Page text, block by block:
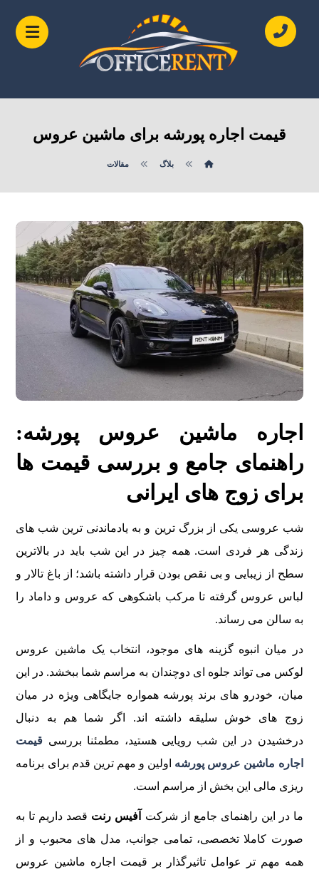
قیمت اجاره پورشه برای ماشین عروس
بلاگ مقالات
اجاره ماشین عروس پورشه:
راهنمای جامع و بررسی قیمت ها
برای زوج های ایرانی
شب عروسی یکی از بزرگ ترین و به یادماندنی ترین شب های
زندگی هر فردی است. همه چیز در این شب باید در بالاترین
سطح از زیبایی و بی نقص بودن قرار داشته باشد؛ از باغ تالار و
لباس عروس گرفته تا مرکب باشکوهی که عروس و داماد را
به سالن می رساند.
در میان انبوه گزینه های موجود، انتخاب یک ماشین عروس
لوکس می تواند جلوه ای دوچندان به مراسم شما ببخشد. در این
میان، خودرو های برند پورشه همواره جایگاهی ویژه در میان
زوج های خوش سلیقه داشته اند. اگر شما هم به دنبال
درخشیدن در این شب رویایی هستید، مطمئنا بررسی قیمت
اجاره ماشین عروس پورشه اولین و مهم ترین قدم برای برنامه
ریزی مالی این بخش از مراسم است.
ما در این راهنمای جامع از شرکت آفیس رنت قصد داریم تا به
صورت کاملا تخصصی، تمامی جوانب، مدل های محبوب و از
همه مهم تر عوامل تاثیرگذار بر قیمت اجاره ماشین عروس